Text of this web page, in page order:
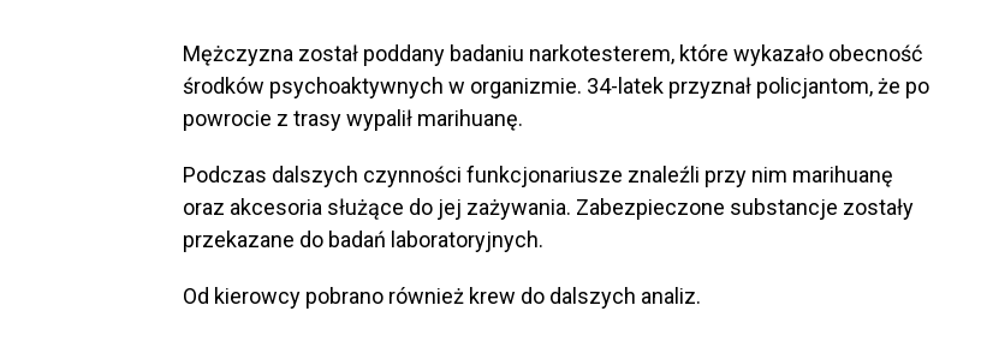
Mężczyzna został poddany badaniu narkotesterem, które wykazało obecność
środków psychoaktywnych w organizmie. 34-latek przyznał policjantom, że po
powrocie z trasy wypalił marihuanę.
Podczas dalszych czynności funkcjonariusze znaleźli przy nim marihuanę
oraz akcesoria służące do jej zażywania. Zabezpieczone substancje zostały
przekazane do badań laboratoryjnych.
Od kierowcy pobrano również krew do dalszych analiz.